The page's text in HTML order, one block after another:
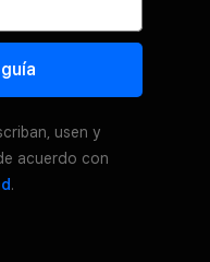
usen y
acuerdo con
.